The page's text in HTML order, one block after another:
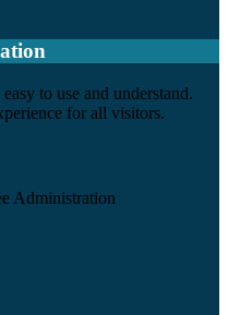
to use and understand.
for all visitors.
Administration